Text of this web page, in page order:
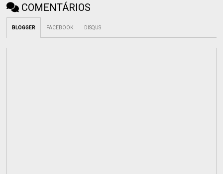
COMENTÁRIOS
BLOGGER FACEBOOK DISQUS